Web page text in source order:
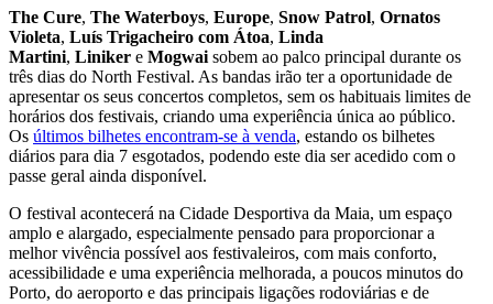
The Cure, The Waterboys, Europe, Snow Patrol, Ornatos
Violeta, Luís Trigacheiro com Átoa, Linda
Martini, Liniker e Mogwai sobem ao palco principal durante os
três dias do North Festival. As bandas irão ter a oportunidade de
apresentar os seus concertos completos, sem os habituais limites de
horários dos festivais, criando uma experiência única ao público.
Os últimos bilhetes encontram-se à venda, estando os bilhetes
diários para dia 7 esgotados, podendo este dia ser acedido com o
passe geral ainda disponível.
O festival acontecerá na Cidade Desportiva da Maia, um espaço
amplo e alargado, especialmente pensado para proporcionar a
melhor vivência possível aos festivaleiros, com mais conforto,
acessibilidade e uma experiência melhorada, a poucos minutos do
Porto, do aeroporto e das principais ligações rodoviárias e de